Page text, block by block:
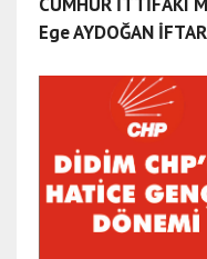
Ege AYDOĞAN